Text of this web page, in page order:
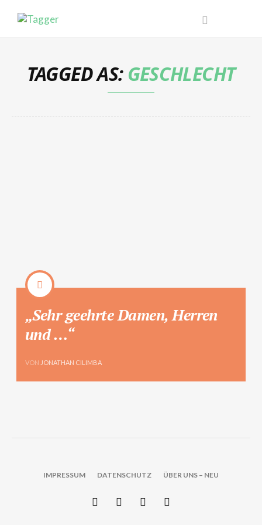
TAGGED AS: GESCHLECHT
„Sehr geehrte Damen, Herren
und …“
VON JONATHAN CILIMBA
IMPRESSUM DATENSCHUTZ ÜBER UNS – NEU